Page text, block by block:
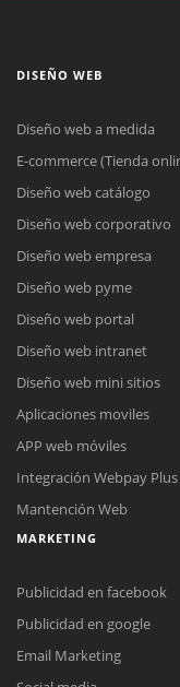
DISEÑO WEB
Diseño web a medida
E-commerce (Tienda
Diseño web catálogo
Diseño web corporativo
Diseño web empresa
Diseño web pyme
Diseño web portal
Diseño web intranet
Diseño web mini sitios
Aplicaciones moviles
APP web móviles
Integración Webpay Plus
Mantención Web
MARKETING
Publicidad en facebook
Publicidad en google
Email Marketing